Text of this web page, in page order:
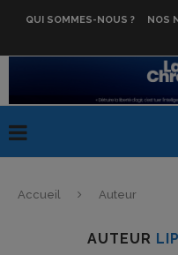
QUI SOMMES-NOUS ? NOS
Accueil Auteur
AUTEUR